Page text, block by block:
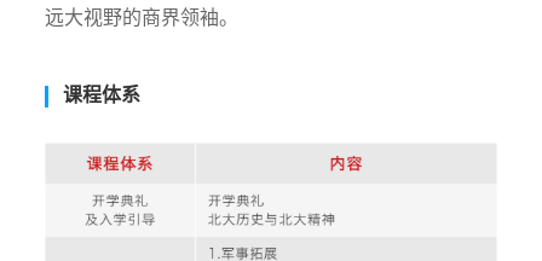
远大视野的商界领袖。
课程体系